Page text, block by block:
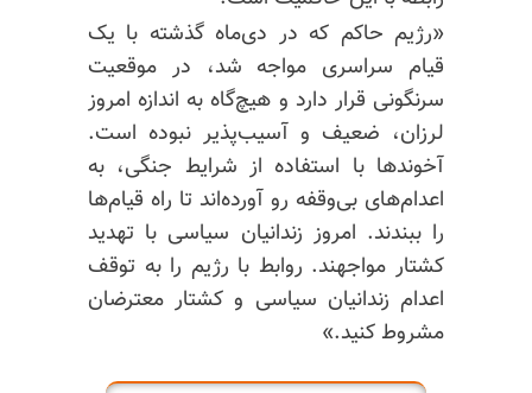
«رژیم حاکم که در دی‌ماه گذشته با یک
قیام سراسری مواجه شد، در موقعیت
سرنگونی قرار دارد و هیچ‌گاه به اندازه امروز
لرزان، ضعیف و آسیب‌پذیر نبوده است.
آخوندها با استفاده از شرایط جنگی، به
اعدام‌های بی‌وقفه رو آورده‌اند تا راه قیام‌ها
را ببندند. امروز زندانیان سیاسی با تهدید
کشتار مواجهند. روابط با رژیم را به توقف
اعدام زندانیان سیاسی و کشتار معترضان
مشروط کنید.»